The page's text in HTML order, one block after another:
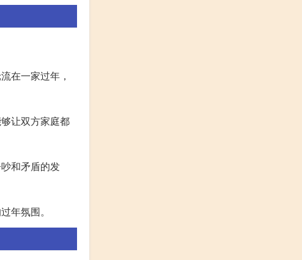
在一家过年，
让双方家庭都
和矛盾的发
年氛围。